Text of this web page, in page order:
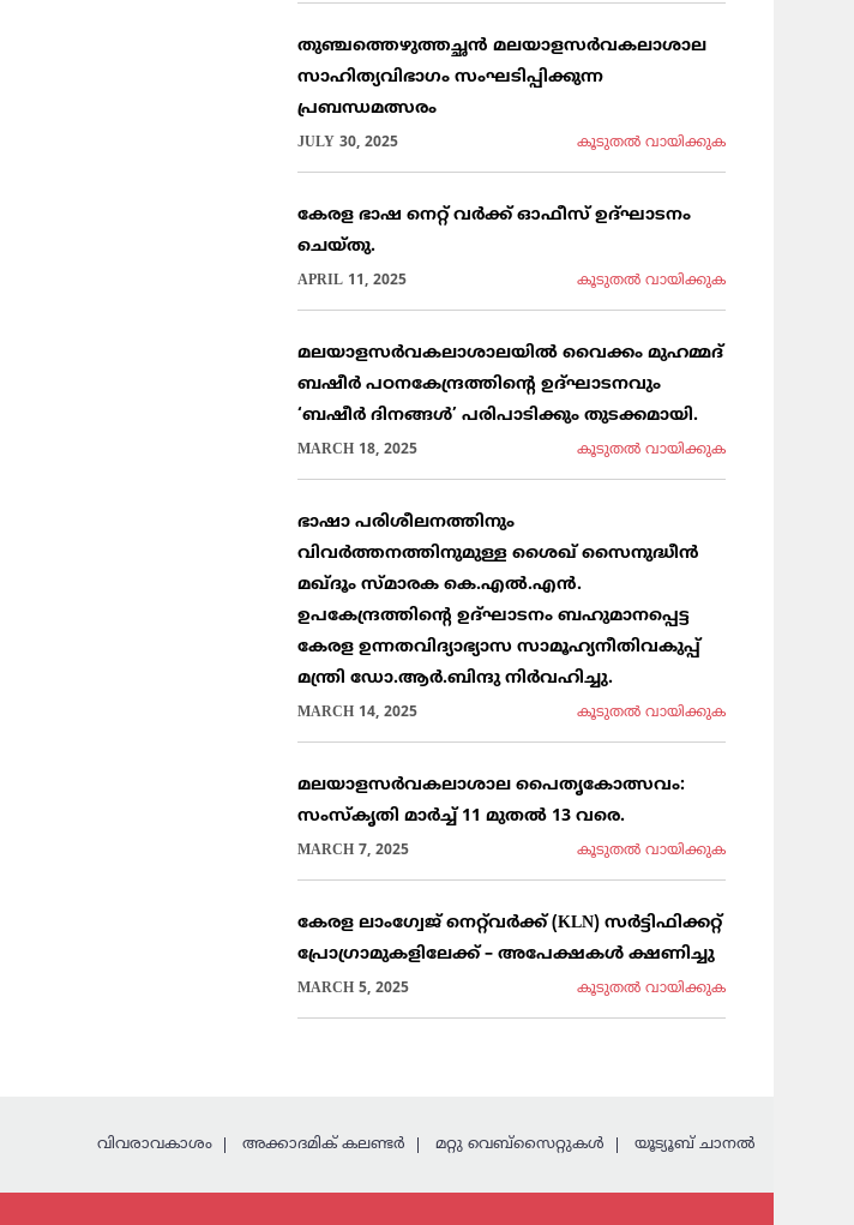
തുഞ്ചത്തെഴുത്തച്ഛൻ മലയാളസർവകലാശാല
സാഹിത്യവിഭാഗം സംഘടിപ്പിക്കുന്ന
പ്രബന്ധമത്സരം
JULY 30, 2025 കൂടുതല്‍ വായിക്കുക
കേരള ഭാഷ നെറ്റ് വർക്ക് ഓഫീസ് ഉദ്ഘാടനം
ചെയ്തു.
APRIL 11, 2025 കൂടുതല്‍ വായിക്കുക
മലയാളസർവകലാശാലയിൽ വൈക്കം മുഹമ്മദ്
ബഷീർ പഠനകേന്ദ്രത്തിന്റെ ഉദ്ഘാടനവും
‘ബഷീർ ദിനങ്ങൾ’ പരിപാടിക്കും തുടക്കമായി.
MARCH 18, 2025 കൂടുതല്‍ വായിക്കുക
ഭാഷാ പരിശീലനത്തിനും
വിവർത്തനത്തിനുമുള്ള ശൈഖ് സൈനുദ്ധീൻ
മഖ്ദൂം സ്മാരക കെ.എൽ.എൻ.
ഉപകേന്ദ്രത്തിന്റെ ഉദ്ഘാടനം ബഹുമാനപ്പെട്ട
കേരള ഉന്നതവിദ്യാഭ്യാസ സാമൂഹ്യനീതിവകുപ്പ്
മന്ത്രി ഡോ.ആർ.ബിന്ദു നിർവഹിച്ചു.
MARCH 14, 2025 കൂടുതല്‍ വായിക്കുക
മലയാളസർവകലാശാല പൈതൃകോത്സവം:
സംസ്കൃതി മാർച്ച് 11 മുതൽ 13 വരെ.
MARCH 7, 2025 കൂടുതല്‍ വായിക്കുക
കേരള ലാംഗ്വേജ് നെറ്റ്‌വർക്ക് (KLN) സർട്ടിഫിക്കറ്റ്
പ്രോഗ്രാമുകളിലേക്ക് – അപേക്ഷകൾ ക്ഷണിച്ചു
MARCH 5, 2025 കൂടുതല്‍ വായിക്കുക
വിവരാവകാശം അക്കാദമിക് കലണ്ടര്‍ മറ്റു വെബ്സൈറ്റുകള്‍ യൂട്യൂബ് ചാനൽ